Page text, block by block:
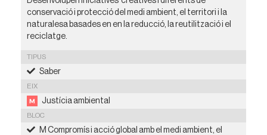
conservació i protecció del medi ambient, el territori i la
naturalesa basades en en la reducció, la reutilització i el
reciclatge.
TIPUS
Saber
EIX
Justícia ambiental
BLOC
M Compromís i acció global amb el medi ambient, el